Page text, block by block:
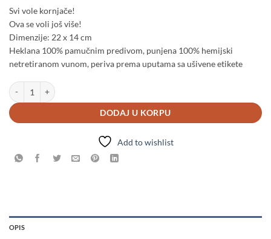
Svi vole kornjače!
Ova se voli još više!
Dimenzije: 22 x 14 cm
Heklana 100% pamučnim predivom, punjena 100% hemijski
netretiranom vunom, periva prema uputama sa ušivene etikete
Kornjača količina
DODAJ U KORPU
Add to wishlist
OPIS